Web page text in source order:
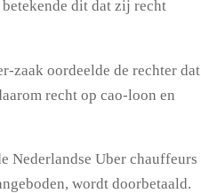
dit dat zij recht
zaak oordeelde de rechter dat
recht op cao-loon en
Nederlandse Uber chauffeurs
wordt doorbetaald.